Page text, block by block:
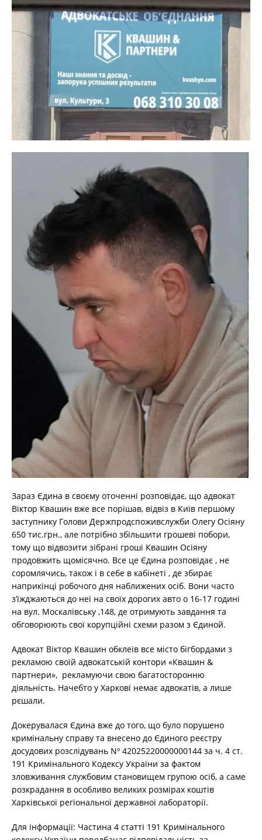
Зараз Єдина в своєму оточенні розповідає, що адвокат
Віктор Квашин вже все порішав, відвіз в Київ першому
заступнику Голови Держпродспоживслужби Олегу Осіяну
650 тис.грн., але потрібно збільшити грошеві побори,
тому що відвозити зібрані гроші Квашин Осіяну
продовжить щомісячно. Все це Єдина розповідає , не
соромлячись, також і в себе в кабінеті , де збирає
наприкінці робочого дня наближених осіб. Вони часто
з’їжджаються до неї на своїх дорогих авто о 16-17 годині
на вул. Москалівську ,148, де отримують завдання та
обговорюють свої корупційні схеми разом з Єдиной.
Адвокат Віктор Квашин обклеїв все місто бігбордами з
рекламою своїй адвокатській контори «Квашин &
партнери», рекламуючи свою багатосторонню
діяльність. Начебто у Харкові немає адвокатів, а лише
рєшали.
Докерувалася Єдина вже до того, що було порушено
кримінальну справу та внесено до Єдиного реєстру
досудових розслідувань Nº 42025220000000144 за ч. 4 ст.
191 Кримінального Кодексу України за фактом
зловживання службовим становищем групою осіб, а саме
розкрадання в особливо великих розмірах коштів
Харківської регіональної державної лабораторії.
Для інформації: Частина 4 статті 191 Кримінального